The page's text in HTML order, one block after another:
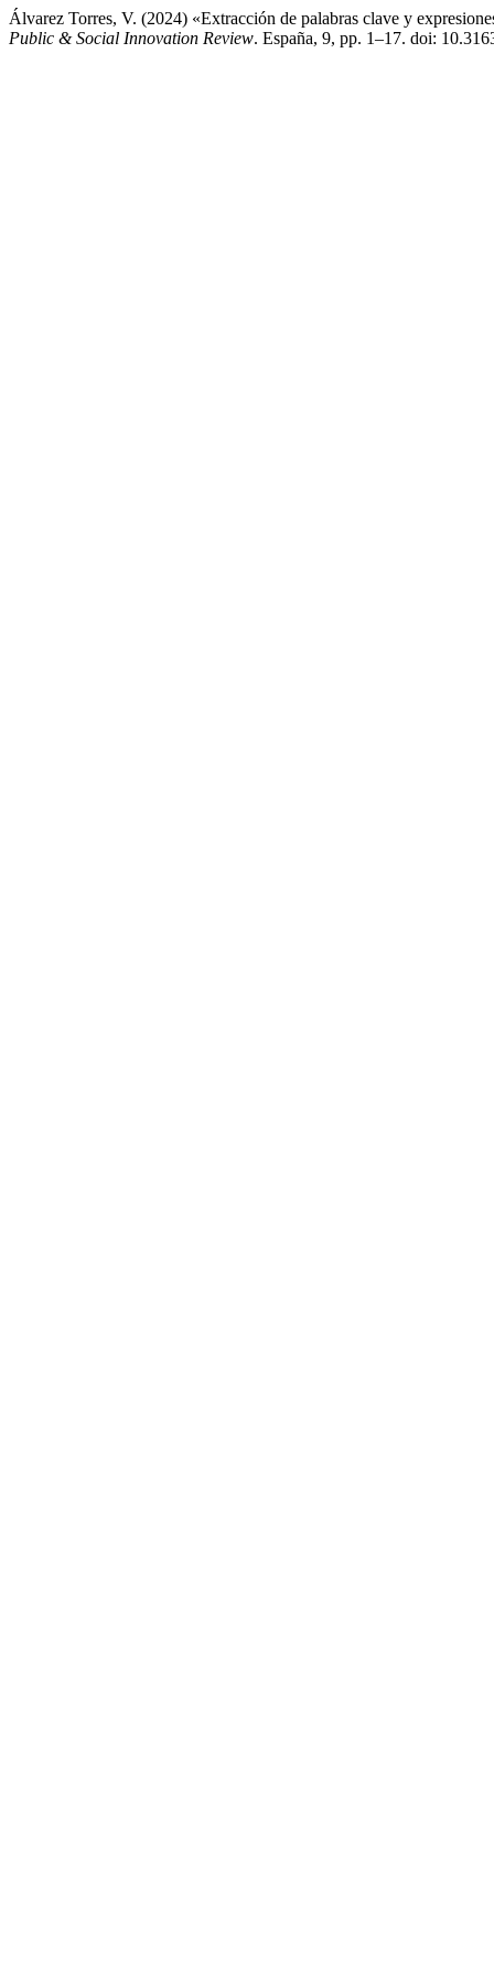
Álvarez Torres, V. (2024) «Extracción de palabras clave y
Public & Social Innovation Review. España, 9, pp. 1–17. doi: